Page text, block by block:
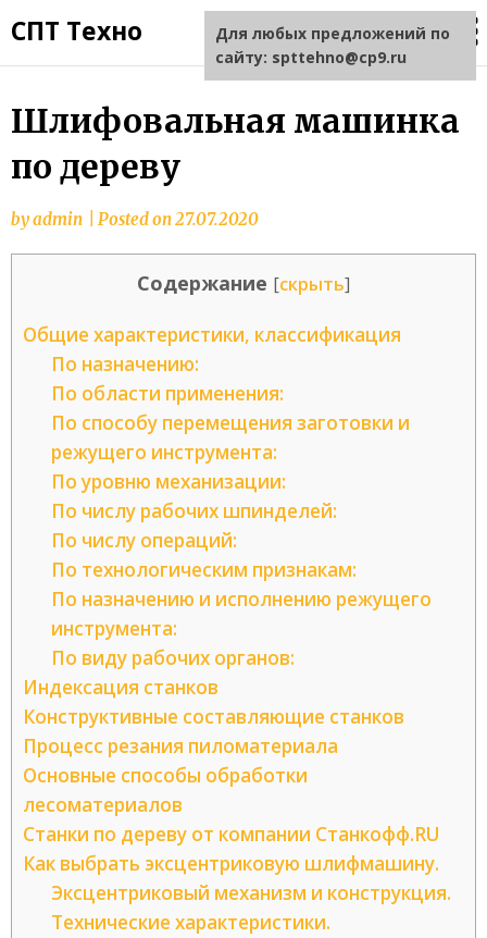
СПТ Техно
Шлифовальная машинка
по дереву
byadmin Posted on27.07.2020
Содержание [скрыть]
Общие характеристики, классификация
По назначению:
По области применения:
По способу перемещения заготовки и
режущего инструмента:
По уровню механизации:
По числу рабочих шпинделей:
По числу операций:
По технологическим признакам:
По назначению и исполнению режущего
инструмента:
По виду рабочих органов:
Индексация станков
Конструктивные составляющие станков
Процесс резания пиломатериала
Основные способы обработки
лесоматериалов
Станки по дереву от компании Станкофф.RU
Как выбрать эксцентриковую шлифмашину.
Эксцентриковый механизм и конструкция.
Технические характеристики.
Для любых предложений по
сайту: spttehno@cp9.ru